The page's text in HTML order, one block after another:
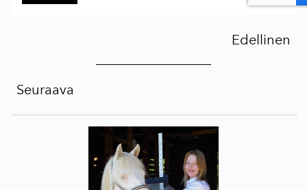
Edellinen
Seuraava